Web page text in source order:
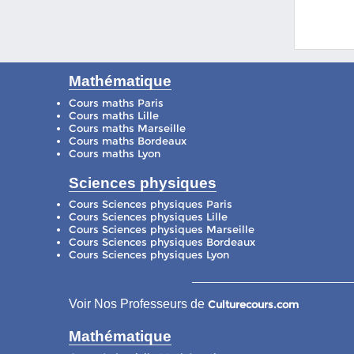
Mathématique
Cours maths Paris
Cours maths Lille
Cours maths Marseille
Cours maths Bordeaux
Cours maths Lyon
Sciences physiques
Cours Sciences physiques Paris
Cours Sciences physiques Lille
Cours Sciences physiques Marseille
Cours Sciences physiques Bordeaux
Cours Sciences physiques Lyon
Voir Nos Professeurs de Culturecours.com
Mathématique